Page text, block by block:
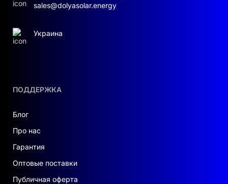
ПОДДЕРЖКА
Блог
Про нас
Гарантия
Оптовые поставки
Публичная оферта
sales@dolyasolar.energy
Украина